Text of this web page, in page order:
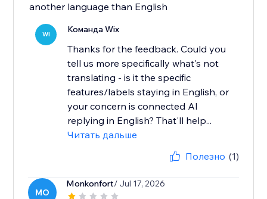
another language than English
WI Команда Wix
Thanks for the feedback. Could you
tell us more specifically what's not
translating - is it the specific
features/labels staying in English, or
your concern is connected AI
replying in English? That'll help...
Читать дальше
Полезно (1)
MO
Monkonfort/ Jul 17, 2026